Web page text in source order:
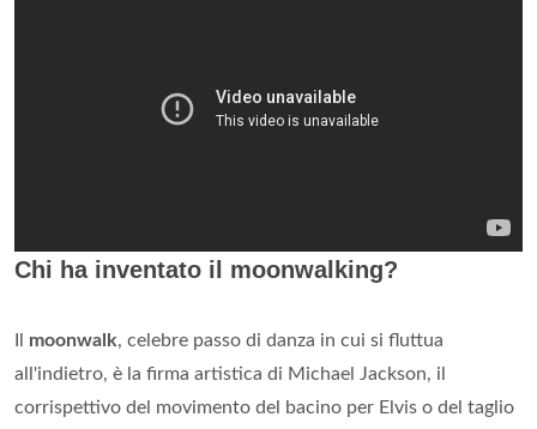
Chi ha inventato il moonwalking?
moonwalk, celebre passo di danza in cui si fluttua
all'indietro, è la firma artistica di Michael Jackson, il
corrispettivo del movimento del bacino per Elvis o del taglio